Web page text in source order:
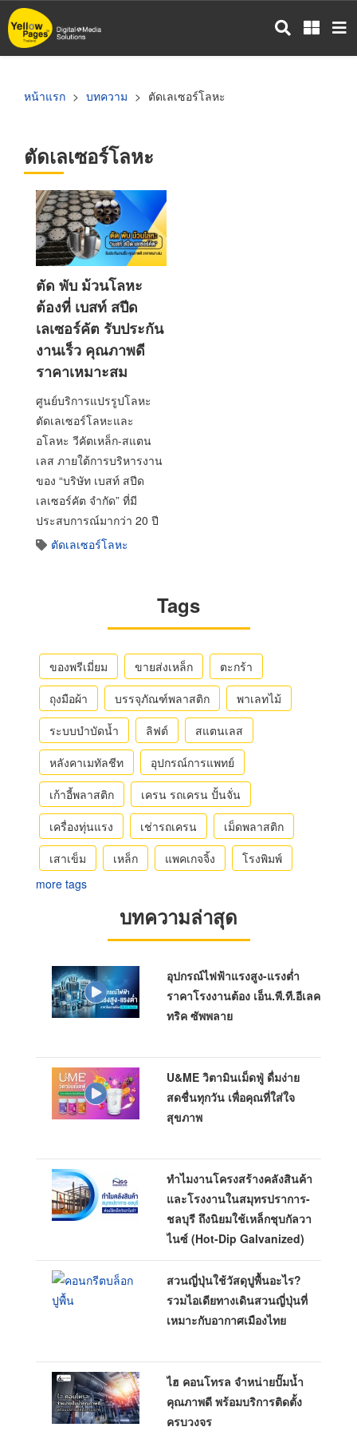
ข้าม
ไป
หน้าแรก บทความ ตัดเลเซอร์โลหะ
ตัดเลเซอร์โลหะ
ตัด พับ ม้วนโลหะ
ต้องที่ เบสท์ สปีด
เลเซอร์คัต รับประกัน
งานเร็ว คุณภาพดี
ราคาเหมาะสม
ศูนย์บริการแปรรูปโลหะ
ตัดเลเซอร์โลหะและ
อโลหะ วีคัตเหล็ก-สแตน
เลส ภายใต้การบริหารงาน
ของ “บริษัท เบสท์ สปีด
เลเซอร์คัต จำกัด” ที่มี
ประสบการณ์มากว่า 20 ปี
ตัดเลเซอร์โลหะ
Tags
ของพรีเมี่ยม ขายส่งเหล็ก
ตะกร้า
ถุงมือผ้า
บรรจุภัณฑ์พลาสติก
พาเลทไม้
ระบบบำบัดน้ำ
ลิฟต์
สแตนเลส
หลังคาเมทัลชีท
อุปกรณ์การแพทย์
เก้าอี้พลาสติก
เครน รถเครน ปั้นจั่น
เครื่องทุ่นแรง
เช่ารถเครน
เม็ดพลาสติก
เสาเข็ม
เหล็ก แพคเกจจิ้ง
โรงพิมพ์
more tags
บทความล่าสุด
อุปกรณ์ไฟฟ้าแรงสูง-แรงต่ำ
ราคาโรงงานต้อง เอ็น.พี.ที.อีเลค
ทริค ซัพพลาย
U&ME วิตามินเม็ดฟู่ ดื่มง่าย
สดชื่นทุกวัน เพื่อคุณที่ใส่ใจ
สุขภาพ
ทำไมงานโครงสร้างคลังสินค้า
และโรงงานในสมุทรปราการ-
ชลบุรี ถึงนิยมใช้เหล็กชุบกัลวา
ไนซ์ (Hot-Dip Galvanized)
สวนญี่ปุ่นใช้วัสดุปูพื้นอะไร?
รวมไอเดียทางเดินสวนญี่ปุ่นที่
เหมาะกับอากาศเมืองไทย
ไฮ คอนโทรล จำหน่ายปั๊มน้ำ
คุณภาพดี พร้อมบริการติดตั้ง
ครบวงจร